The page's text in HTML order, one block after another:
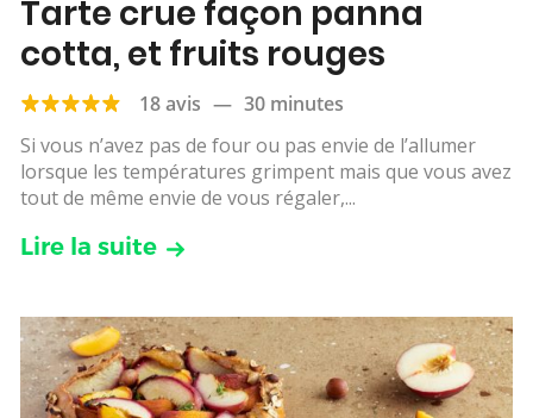
Tarte crue façon panna
cotta, et fruits rouges
18 avis — 30 minutes
Si vous n’avez pas de four ou pas envie de l’allumer
lorsque les températures grimpent mais que vous avez
tout de même envie de vous régaler,...
Lire la suite